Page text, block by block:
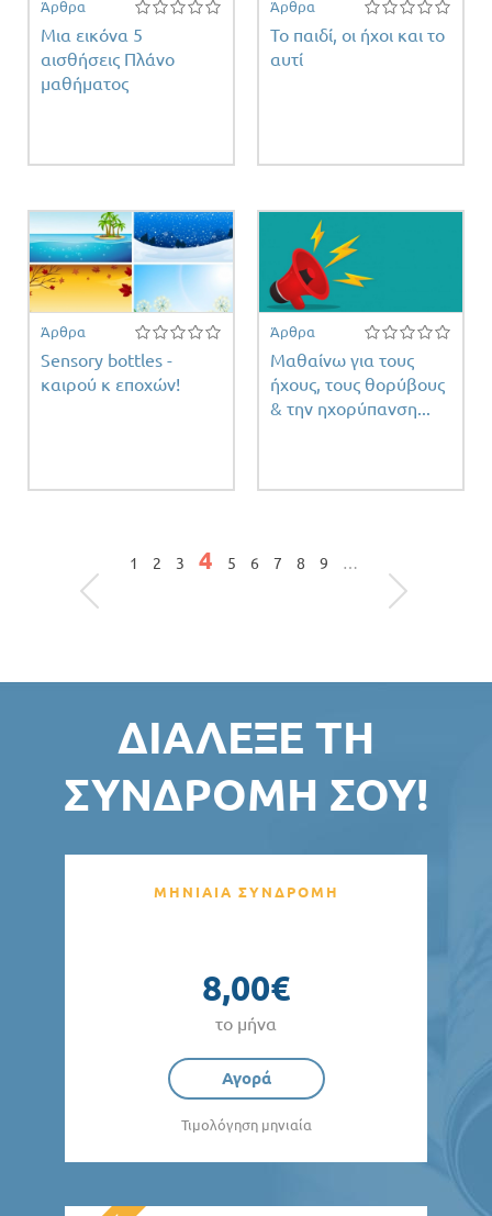
Άρθρα
Μια εικόνα 5
αισθήσεις Πλάνο
μαθήματος
Άρθρα
Το παιδί, οι ήχοι και το
αυτί
Άρθρα
Sensory bottles -
καιρού κ εποχών!
Άρθρα
Μαθαίνω για τους
ήχους, τους θορύβους
& την ηχορύπανση...
1 2 3 4 5 6 7 8 9 …
ΔΙΆΛΕΞΕ ΤΗ
ΣΥΝΔΡΟΜΉ ΣΟΥ!
ΜΗΝΙΑΙΑ ΣΥΝΔΡΟΜΗ
8,00€
το μήνα
Αγορά
Τιμολόγηση μηνιαία